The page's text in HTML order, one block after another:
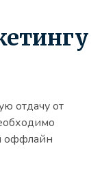
отдачу от
оффлайн